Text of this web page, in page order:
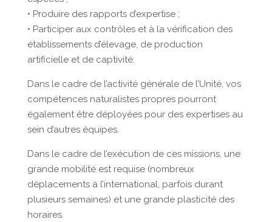
• Produire des rapports d’expertise ;
• Participer aux contrôles et à la vérification des
établissements d’élevage, de production
artificielle et de captivité.
Dans le cadre de l’activité générale de l’Unité, vos
compétences naturalistes propres pourront
également être déployées pour des expertises au
sein d’autres équipes.
Dans le cadre de l’exécution de ces missions, une
grande mobilité est requise (nombreux
déplacements à l’international, parfois durant
plusieurs semaines) et une grande plasticité des
horaires.